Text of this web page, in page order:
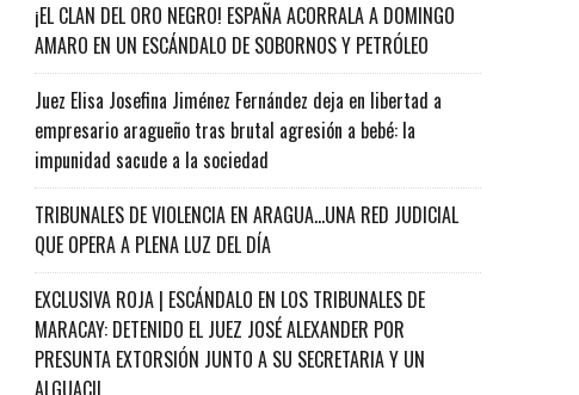
¡EL CLAN DEL ORO NEGRO! ESPAÑA ACORRALA A DOMINGO
AMARO EN UN ESCÁNDALO DE SOBORNOS Y PETRÓLEO
Juez Elisa Josefina Jiménez Fernández deja en libertad a
empresario aragueño tras brutal agresión a bebé: la
impunidad sacude a la sociedad
TRIBUNALES DE VIOLENCIA EN ARAGUA…UNA RED JUDICIAL
QUE OPERA A PLENA LUZ DEL DÍA
EXCLUSIVA ROJA | ESCÁNDALO EN LOS TRIBUNALES DE
MARACAY: DETENIDO EL JUEZ JOSÉ ALEXANDER POR
PRESUNTA EXTORSIÓN JUNTO A SU SECRETARIA Y UN